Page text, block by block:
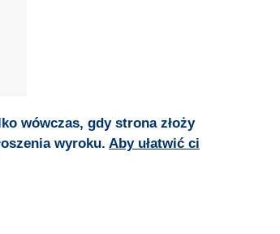
wówczas, gdy strona złoży
wyroku. Aby ułatwić ci